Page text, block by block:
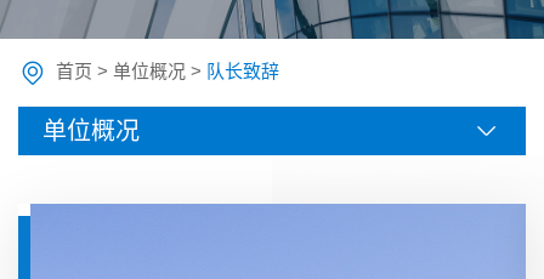
首页 > 单位概况 > 队长致辞
单位概况